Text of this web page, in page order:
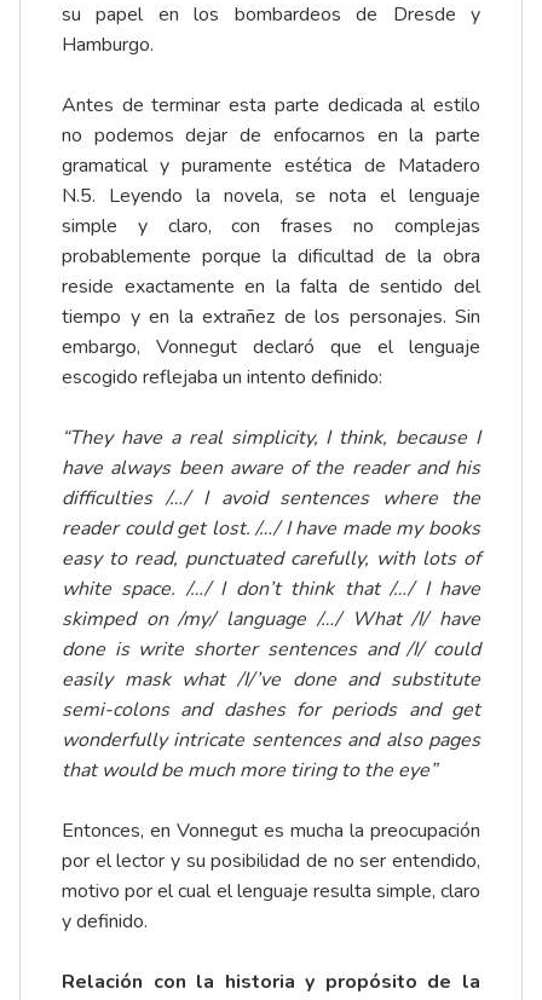
su papel en los bombardeos de Dresde y
Hamburgo.
Antes de terminar esta parte dedicada al estilo
no podemos dejar de enfocarnos en la parte
gramatical y puramente estética de Matadero
N.5. Leyendo la novela, se nota el lenguaje
simple y claro, con frases no complejas
probablemente porque la dificultad de la obra
reside exactamente en la falta de sentido del
tiempo y en la extrañez de los personajes. Sin
embargo, Vonnegut declaró que el lenguaje
escogido reflejaba un intento definido:
“They have a real simplicity, I think, because I
have always been aware of the reader and his
difficulties /…/ I avoid sentences where the
reader could get lost. /…/ I have made my books
easy to read, punctuated carefully, with lots of
white space. /…/ I don’t think that /…/ I have
skimped on /my/ language /…/ What /I/ have
done is write shorter sentences and /I/ could
easily mask what /I/’ve done and substitute
semi-colons and dashes for periods and get
wonderfully intricate sentences and also pages
that would be much more tiring to the eye”
Entonces, en Vonnegut es mucha la preocupación
por el lector y su posibilidad de no ser entendido,
motivo por el cual el lenguaje resulta simple, claro
y definido.
Relación con la historia y propósito de la